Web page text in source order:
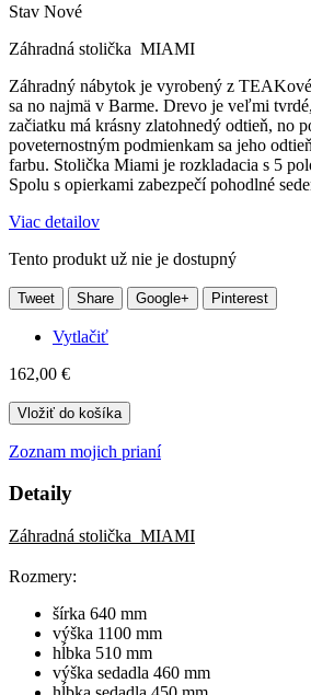
Stav Nové
Záhradná stolička MIAMI
Záhradný nábytok je vyrobený z
sa no najmä v Barme. Drevo je veľmi
začiatku má krásny zlatohnedý odtieň, no
poveternostným podmienkam sa jeho
farbu. Stolička Miami je rozkladacia s 5
Spolu s opierkami zabezpečí pohodlné
Viac detailov
Tento produkt už nie je dostupný
Tweet Share Google+ Pinterest
Vytlačiť
162,00 €
Vložiť do košíka
Zoznam mojich prianí
Detaily
Záhradná stolička MIAMI
Rozmery:
šírka 640 mm
výška 1100 mm
hĺbka 510 mm
výška sedadla 460 mm